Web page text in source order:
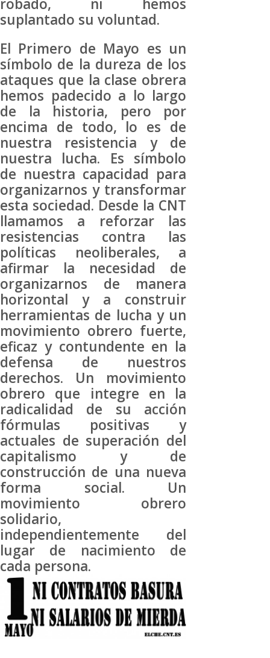
robado, ni hemos
suplantado su voluntad.
El Primero de Mayo es un
símbolo de la dureza de los
ataques que la clase obrera
hemos padecido a lo largo
de la historia, pero por
encima de todo, lo es de
nuestra resistencia y de
nuestra lucha. Es símbolo
de nuestra capacidad para
organizarnos y transformar
esta sociedad. Desde la CNT
llamamos a reforzar las
resistencias contra las
políticas neoliberales, a
afirmar la necesidad de
organizarnos de manera
horizontal y a construir
herramientas de lucha y un
movimiento obrero fuerte,
eficaz y contundente en la
defensa de nuestros
derechos. Un movimiento
obrero que integre en la
radicalidad de su acción
fórmulas positivas y
actuales de superación del
capitalismo y de
construcción de una nueva
forma social. Un
movimiento obrero
solidario,
independientemente del
lugar de nacimiento de
cada persona.